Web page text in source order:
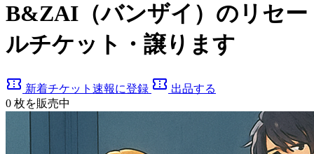
B&ZAI（バンザイ）のリセー
ルチケット・譲ります
confirmation_number 新着チケット速報に登録 confirmation_number 出品する
0 枚を販売中